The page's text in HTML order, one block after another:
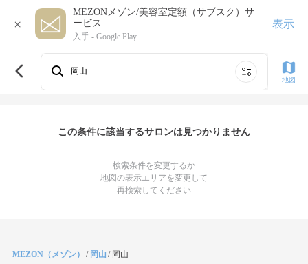
×
MEZONメゾン/美容室定額（サブスク）サ
ービス
入手 - Google Play
表示
岡山
地図
この条件に該当するサロンは見つかりません
検索条件を変更するか
地図の表示エリアを変更して
再検索してください
MEZON（メゾン） / 岡山 / 岡山